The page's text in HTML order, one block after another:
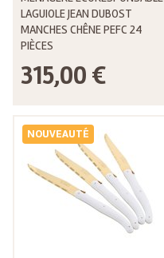
LAGUIOLE JEAN DUBOST
MANCHES CHÊNE PEFC 24
PIÈCES
315,00 €
NOUVEAUTÉ